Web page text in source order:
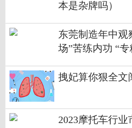
本是杂牌吗）
东莞制造年中观
场”苦练内功 “
拽妃算你狠全文
2023摩托车行